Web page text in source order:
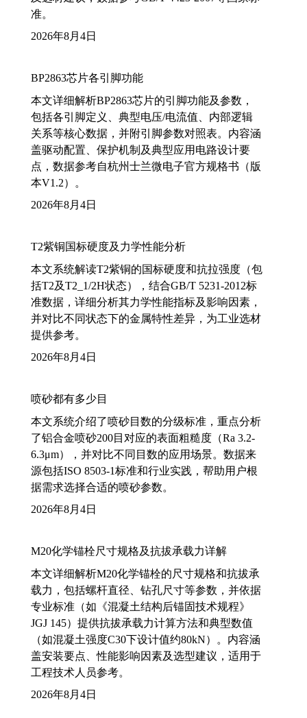
准。
2026年8月4日
BP2863芯片各引脚功能
本文详细解析BP2863芯片的引脚功能及参数，
包括各引脚定义、典型电压/电流值、内部逻辑
关系等核心数据，并附引脚参数对照表。内容涵
盖驱动配置、保护机制及典型应用电路设计要
点，数据参考自杭州士兰微电子官方规格书（版
本V1.2）。
2026年8月4日
T2紫铜国标硬度及力学性能分析
本文系统解读T2紫铜的国标硬度和抗拉强度（包
括T2及T2_1/2H状态），结合GB/T 5231-2012标
准数据，详细分析其力学性能指标及影响因素，
并对比不同状态下的金属特性差异，为工业选材
提供参考。
2026年8月4日
喷砂都有多少目
本文系统介绍了喷砂目数的分级标准，重点分析
了铝合金喷砂200目对应的表面粗糙度（Ra 3.2-
6.3μm），并对比不同目数的应用场景。数据来
源包括ISO 8503-1标准和行业实践，帮助用户根
据需求选择合适的喷砂参数。
2026年8月4日
M20化学锚栓尺寸规格及抗拔承载力详解
本文详细解析M20化学锚栓的尺寸规格和抗拔承
载力，包括螺杆直径、钻孔尺寸等参数，并依据
专业标准（如《混凝土结构后锚固技术规程》
JGJ 145）提供抗拔承载力计算方法和典型数值
（如混凝土强度C30下设计值约80kN）。内容涵
盖安装要点、性能影响因素及选型建议，适用于
工程技术人员参考。
2026年8月4日